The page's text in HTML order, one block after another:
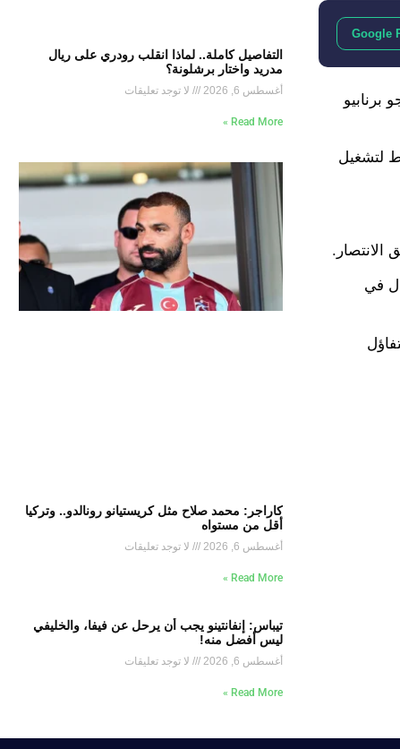
Google
سانتياجو برنابيو
لتشغيل
الانتصار.
في
التفاصيل كاملة.. لماذا انقلب رودري على ريال
مدريد واختار برشلونة؟
أغسطس 6, 2026 لا توجد تعليقات
Read More »
كاراجر: محمد صلاح مثل كريستيانو رونالدو.. وتركيا
أقل من مستواه
أغسطس 6, 2026 لا توجد تعليقات
Read More »
تيباس: إنفانتينو يجب أن يرحل عن فيفا، والخليفي
ليس أفضل منه!
أغسطس 6, 2026 لا توجد تعليقات
Read More »